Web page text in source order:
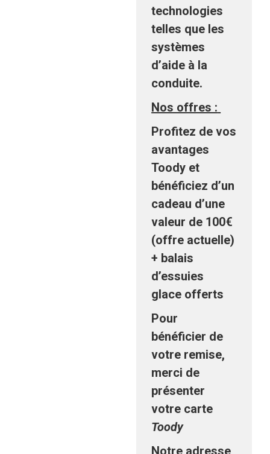
technologies
telles que les
systèmes
d’aide à la
conduite.
Nos offres :
Profitez de vos
avantages
Toody et
bénéficiez d’un
cadeau d’une
valeur de 100€
(offre actuelle)
+ balais
d’essuies
glace offerts
Pour
bénéficier de
votre remise,
merci de
présenter
votre carte
Toody
Notre adresse